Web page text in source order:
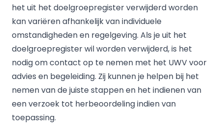
het uit het doelgroepregister verwijderd worden
kan variëren afhankelijk van individuele
omstandigheden en regelgeving. Als je uit het
doelgroepregister wil worden verwijderd, is het
nodig om contact op te nemen met het UWV voor
advies en begeleiding. Zij kunnen je helpen bij het
nemen van de juiste stappen en het indienen van
een verzoek tot herbeoordeling indien van
toepassing.